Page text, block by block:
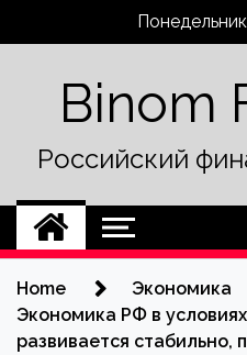
Binom
Российский
Home
Экономика
Экономика РФ в
развивается стабильно,